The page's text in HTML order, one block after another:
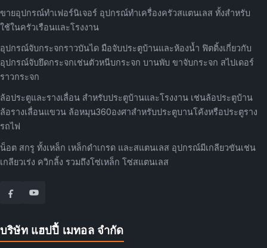
ขายอุปกรณ์ทำเฟอร์นิเจอร์ อุปกรณ์ทำเครื่องครัวสแตนเลส ทั้งสำหรับ
ใช้ในครัวเรือนและโรงงาน
อุปกรณ์จับกระจกราวบันได มือจับประตูบ้านและห้องน้ำ ฟิตติ้งเกี่ยวกับ
อุปกรณ์จับยึดกระจกเช่นตัวหนีบกระจก บานพับ ขาจับกระจก สไปเดอร์
ราวกระจก
ล้อประตูและรางเลื่อน สำหรับประตูบ้านและโรงงาน เช่นล้อประตูบ้าน
ล้อรางเลื่อนแขวน ล้อหมุน360องศาสำหรับประตูบานโค้งหรือประตูราง
รถไฟ
น็อต สกรู ทั้งเหล็ก เหล็กดำเกรด และสแตนเลส อุปกรณ์มีเกลียวขันเช่น
เกลียวเร่ง ควิกลิ้ง รวมถึงโซ่เหล็ก โซ่สแตนเลส
บริษัท แฮปปี้ เมทอล จำกัด